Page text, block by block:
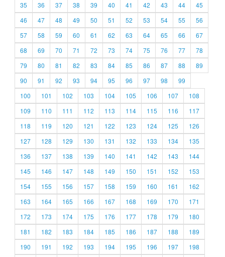
35
36 37 38 39 40 41 42 43 44
45
46
47 48 49 50 51 52 53 54 55
56
57
58 59 60 61 62 63 64 65 66
67
68
69 70 71 72 73 74 75 76 77
78
79
80 81 82 83 84 85 86 87 88
89
90
91 92 93 94 95 96 97 98
99
100
101 102 103 104 105 106 107
108
109
110 111 112 113 114 115 116
117
118
119 120 121 122 123 124 125
126
127
128 129 130 131 132 133 134
135
136
137 138 139 140 141 142 143
144
145
146 147 148 149 150 151 152
153
154
155 156 157 158 159 160 161
162
163
164 165 166 167 168 169 170
171
172
173 174 175 176 177 178 179
180
181
182 183 184 185 186 187 188
189
190
191 192 193 194 195 196 197
198